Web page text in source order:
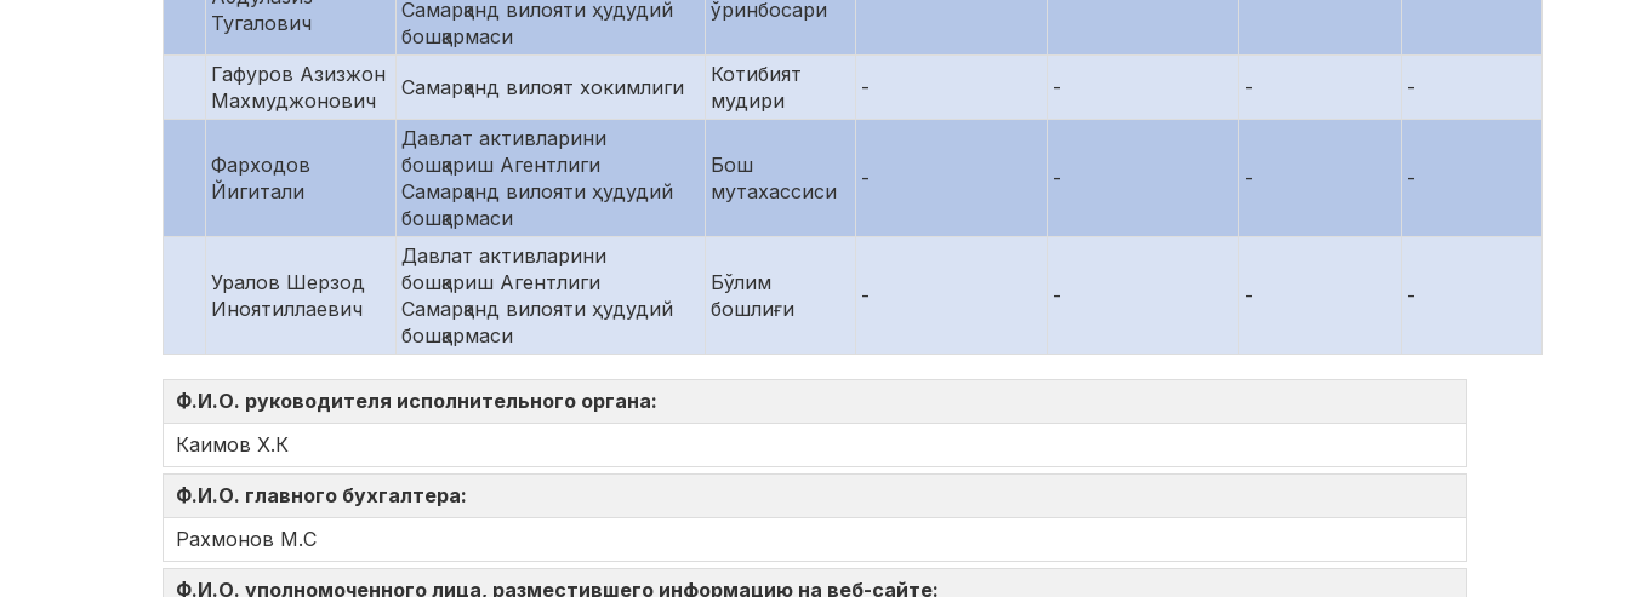
Тугалович
Самарқанд вилояти ҳудудий
бошқармаси
ўринбосари
Гафуров Азизжон
Махмуджонович
Самарқанд вилоят хокимлиги
Котибият
мудири
- - - -
Фарходов
Йигитали
Давлат активларини
бошқариш Агентлиги
Самарқанд вилояти ҳудудий
бошқармаси
Бош
мутахассиси
- - - -
Уралов Шерзод
Иноятиллаевич
Давлат активларини
бошқариш Агентлиги
Самарқанд вилояти ҳудудий
бошқармаси
Бўлим
бошлиғи
- - - -
Ф.И.О. руководителя исполнительного органа:
Каимов Х.К
Ф.И.О. главного бухгалтера:
Рахмонов М.С
Ф.И.О. уполномоченного лица, разместившего информацию на веб-сайте: